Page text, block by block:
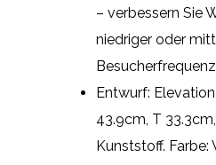
– verbessern Sie
niedriger oder
Entwurf:
43.9cm, T
Kunststoff. Farbe: